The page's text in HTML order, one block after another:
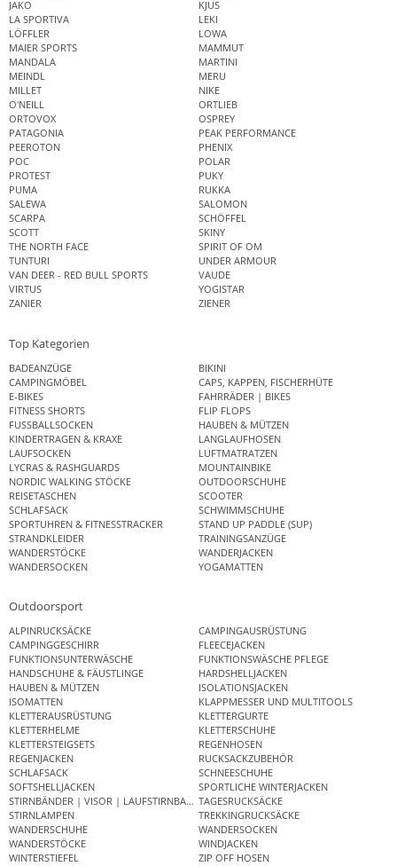
JAKO
KJUS
LA SPORTIVA
LEKI
LÖFFLER
LOWA
MAIER SPORTS
MAMMUT
MANDALA
MARTINI
MEINDL
MERU
MILLET
NIKE
O'NEILL
ORTLIEB
ORTOVOX
OSPREY
PATAGONIA
PEAK PERFORMANCE
PEEROTON
PHENIX
POC
POLAR
PROTEST
PUKY
PUMA
RUKKA
SALEWA
SALOMON
SCARPA
SCHÖFFEL
SCOTT
SKINY
THE NORTH FACE
SPIRIT OF OM
TUNTURI
UNDER ARMOUR
VAN DEER - RED BULL SPORTS
VAUDE
VIRTUS
YOGISTAR
ZANIER
ZIENER
Top Kategorien
BADEANZÜGE
BIKINI
CAMPINGMÖBEL
CAPS, KAPPEN, FISCHERHÜTE
E-BIKES
FAHRRÄDER | BIKES
FITNESS SHORTS
FLIP FLOPS
FUSSBALLSOCKEN
HAUBEN & MÜTZEN
KINDERTRAGEN & KRAXE
LANGLAUFHOSEN
LAUFSOCKEN
LUFTMATRATZEN
LYCRAS & RASHGUARDS
MOUNTAINBIKE
NORDIC WALKING STÖCKE
OUTDOORSCHUHE
REISETASCHEN
SCOOTER
SCHLAFSACK
SCHWIMMSCHUHE
SPORTUHREN & FITNESSTRACKER
STAND UP PADDLE (SUP)
STRANDKLEIDER
TRAININGSANZÜGE
WANDERSTÖCKE
WANDERJACKEN
WANDERSOCKEN
YOGAMATTEN
Outdoorsport
ALPINRUCKSÄCKE
CAMPINGAUSRÜSTUNG
CAMPINGGESCHIRR
FLEECEJACKEN
FUNKTIONSUNTERWÄSCHE
FUNKTIONSWÄSCHE PFLEGE
HANDSCHUHE & FÄUSTLINGE
HARDSHELLJACKEN
HAUBEN & MÜTZEN
ISOLATIONSJACKEN
ISOMATTEN
KLAPPMESSER UND MULTITOOLS
KLETTERAUSRÜSTUNG
KLETTERGURTE
KLETTERHELME
KLETTERSCHUHE
KLETTERSTEIGSETS
REGENHOSEN
REGENJACKEN
RUCKSACKZUBEHÖR
SCHLAFSACK
SCHNEESCHUHE
SOFTSHELLJACKEN
SPORTLICHE WINTERJACKEN
STIRNBÄNDER | VISOR | LAUFSTIRNBANDTAGESRUCKSÄCKE
STIRNLAMPEN
TREKKINGRUCKSÄCKE
WANDERSCHUHE
WANDERSOCKEN
WANDERSTÖCKE
WINDJACKEN
WINTERSTIEFEL
ZIP OFF HOSEN